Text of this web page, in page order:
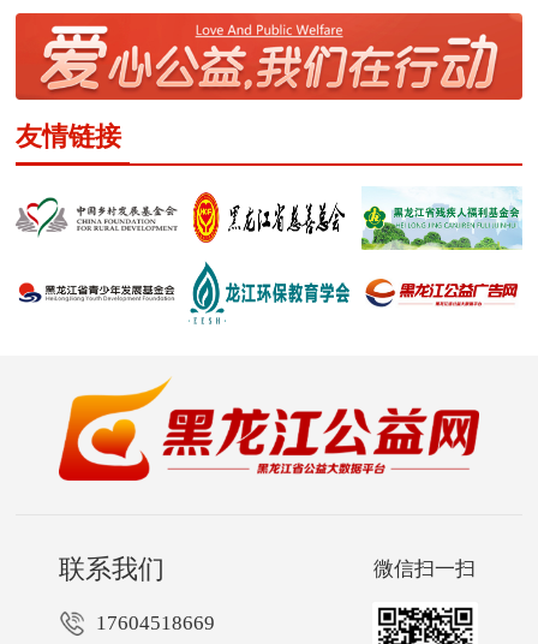
友情链接
微信扫一扫
联系我们
17604518669